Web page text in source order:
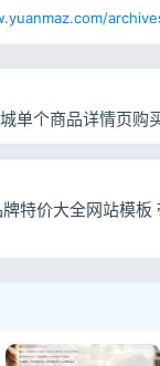
单个商品详情页购
特价大全网站模板